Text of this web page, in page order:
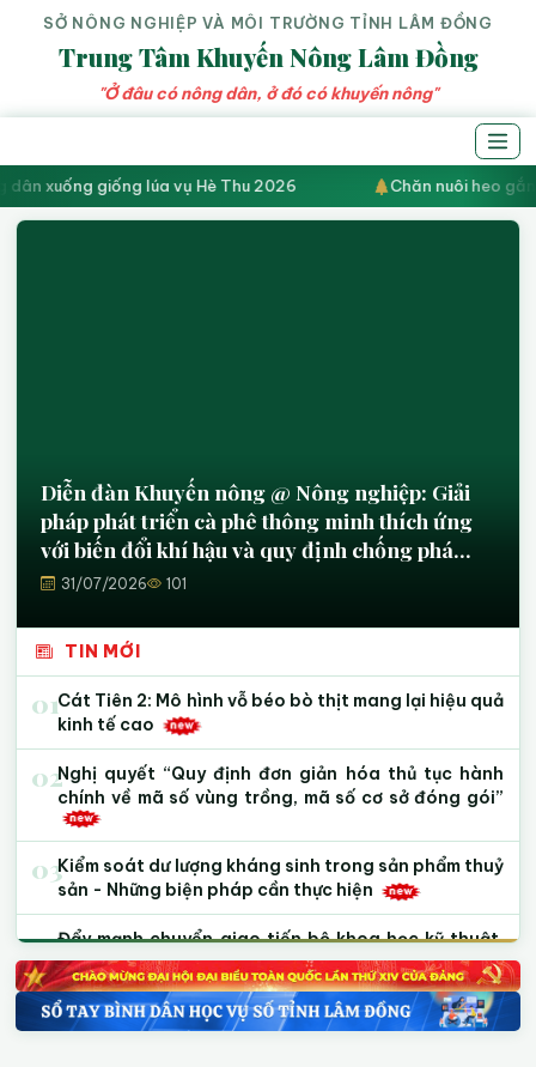
SỞ NÔNG NGHIỆP VÀ MÔI TRƯỜNG TỈNH LÂM ĐỒNG
Trung Tâm Khuyến Nông Lâm Đồng
"Ở đâu có nông dân, ở đó có khuyến nông"
Xã Nam Dong: Bà con nông dân xuống giống lúa vụ Hè Thu
Xuất khẩu hồ tiêu sang EU và Mỹ: Nhận diện
“vùng đỏ” dư lượng và giải pháp vượt rào cản
kỹ thuật
24/07/2026 122
TIN MỚI
01Cát Tiên 2: Mô hình vỗ béo bò thịt mang lại hiệu quả
kinh tế cao
02Nghị quyết “Quy định đơn giản hóa thủ tục hành
03Kiểm soát dư lượng kháng sinh trong sản phẩm thuỷ
sản - Những biện pháp cần thực hiện
04Đẩy mạnh chuyển giao tiến bộ khoa học kỹ thuật,
nâng cao năng lực sản xuất cho nông dân
05Hồ tiêu Lâm Đồng: Giữ vững vị thế dẫn đầu bằng sản
xuất xanh